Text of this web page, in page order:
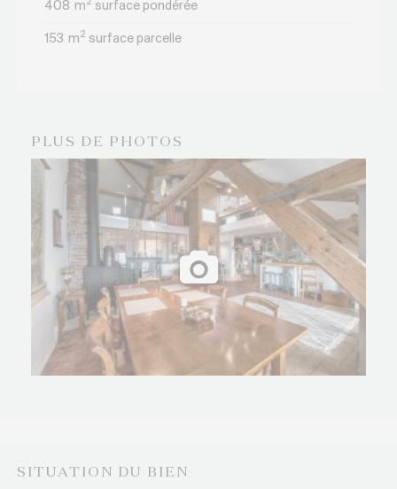
408 m2 surface pondérée
153 m2 surface parcelle
PLUS DE PHOTOS
SITUATION DU BIEN